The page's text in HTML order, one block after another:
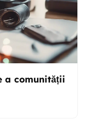
a comunității